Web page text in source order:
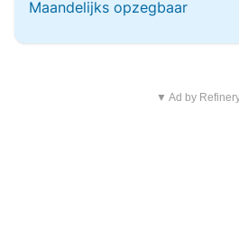
Maandelijks opzegbaar
▼ Ad by